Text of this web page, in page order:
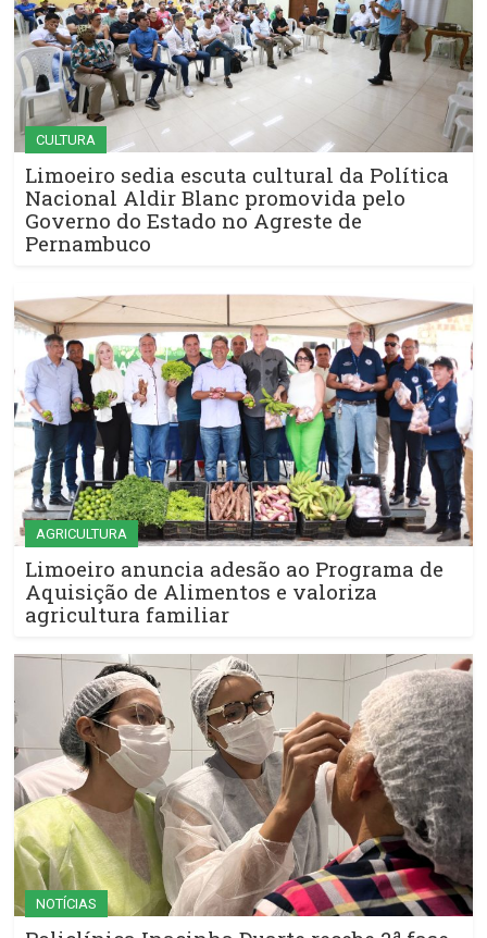
CULTURA
Limoeiro sedia escuta cultural da Política
Nacional Aldir Blanc promovida pelo
Governo do Estado no Agreste de
Pernambuco
AGRICULTURA
Limoeiro anuncia adesão ao Programa de
Aquisição de Alimentos e valoriza
agricultura familiar
NOTÍCIAS